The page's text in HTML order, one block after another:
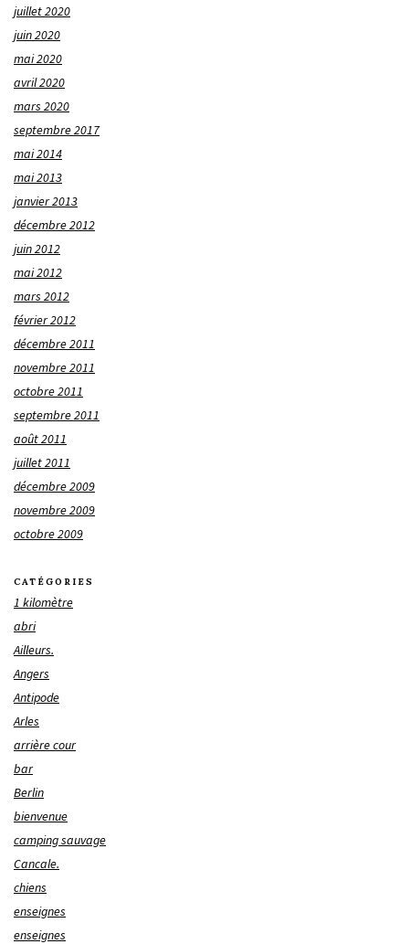
juillet 2020
juin 2020
mai 2020
avril 2020
mars 2020
septembre 2017
mai 2014
mai 2013
janvier 2013
décembre 2012
juin 2012
mai 2012
mars 2012
février 2012
décembre 2011
novembre 2011
octobre 2011
septembre 2011
août 2011
juillet 2011
décembre 2009
novembre 2009
octobre 2009
CATÉGORIES
1 kilomètre
abri
Ailleurs.
Angers
Antipode
Arles
arrière cour
bar
Berlin
bienvenue
camping sauvage
Cancale.
chiens
enseignes
enseignes